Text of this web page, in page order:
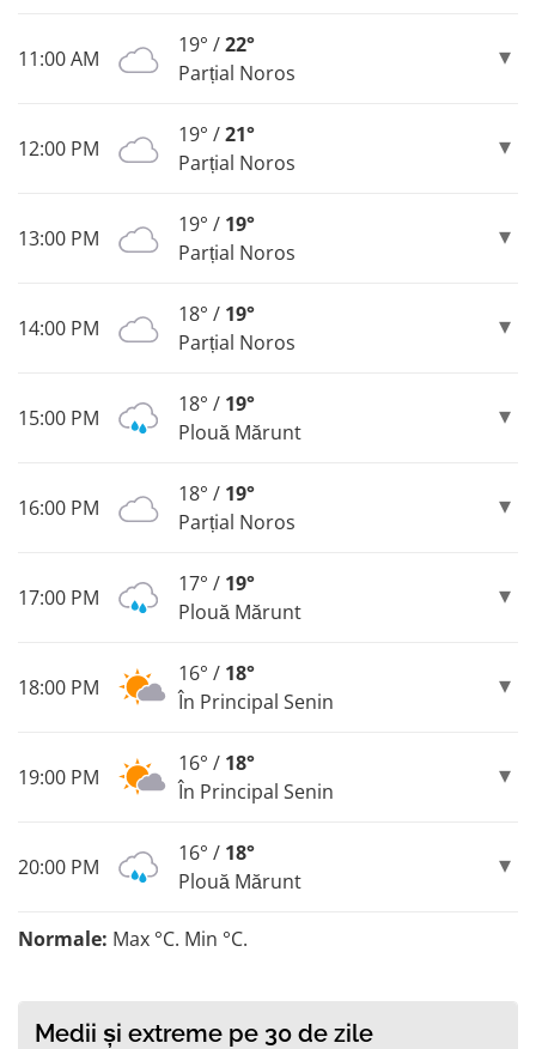
11:00 AM
19° /22°
Parțial Noros
12:00 PM
19° /21°
Parțial Noros
13:00 PM
19° / 19°
Parțial Noros
14:00 PM
18° / 19°
Parțial Noros
15:00 PM
18° / 19°
Plouă Mărunt
16:00 PM
18° / 19°
Parțial Noros
17:00 PM
17° / 19°
Plouă Mărunt
18:00 PM
16° / 18°
În Principal Senin
19:00 PM
16° / 18°
În Principal Senin
20:00 PM
16° / 18°
Plouă Mărunt
Normale: Max °C. Min °C.
Medii și extreme pe 30 de zile